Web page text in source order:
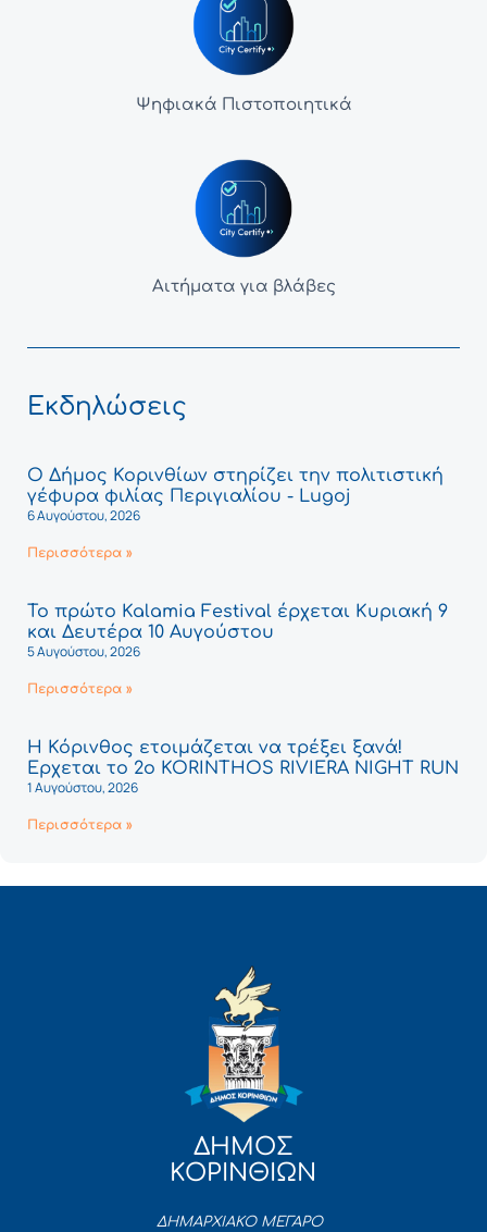
Ψηφιακά Πιστοποιητικά
Αιτήματα για βλάβες
Εκδηλώσεις
Ο Δήμος Κορινθίων στηρίζει την πολιτιστική
γέφυρα φιλίας Περιγιαλίου - Lugoj
6 Αυγούστου, 2026
Περισσότερα »
Το πρώτο Kalamia Festival έρχεται Κυριακή 9
και Δευτέρα 10 Αυγούστου
5 Αυγούστου, 2026
Περισσότερα »
Η Κόρινθος ετοιμάζεται να τρέξει ξανά!
Έρχεται το 2ο KORINTHOS RIVIERA NIGHT RUN
1 Αυγούστου, 2026
Περισσότερα »
ΔΗΜΟΣ
ΚΟΡΙΝΘΙΩΝ
ΔΗΜΑΡΧΙΑΚΟ ΜΕΓΑΡΟ